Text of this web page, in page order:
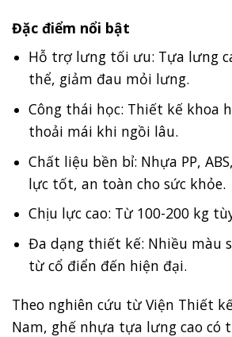
Đặc điểm nổi bật
Hỗ trợ lưng tối ưu: Tựa lưng
thể, giảm đau mỏi lưng.
Công thái học: Thiết kế khoa
thoải mái khi ngồi lâu.
Chất liệu bền bỉ: Nhựa PP,
lực tốt, an toàn cho sức khỏe.
Chịu lực cao: Từ 100-200 kg
Đa dạng thiết kế: Nhiều màu
từ cổ điển đến hiện đại.
Theo nghiên cứu từ Viện Thiết
Nam, ghế nhựa tựa lưng cao có